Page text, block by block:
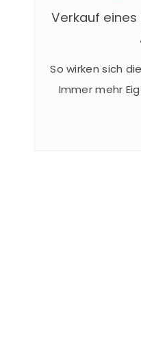
Verkauf eines
So wirken sich
Immer mehr
Dach ihres
installieren. Bei